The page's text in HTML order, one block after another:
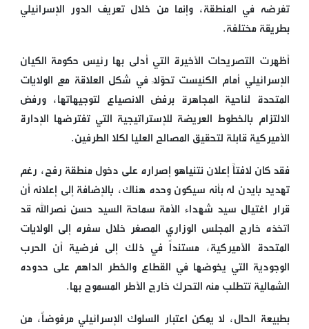
تفرضه في المنطقة، وإنما من خلال تعريف الدور الإسرائيلي
بطريقة مختلفة.
أظهرت التصريحات الأخيرة التي أدلى بها رئيس حكومة الكيان
الإسرائيلي أمام الكنيست تحوّلاً في شكل العلاقة مع الولايات
المتحدة لناحية المجاهرة برفض الانصياع لتوجيهاتها، ورفض
الالتزام بالخطوط العريضة للإستراتيجية التي تفترضها الإدارة
الأميركية قابلة لتحقيق المصالح العليا لكلا الطرفين.
فقد كان لافتاً إعلان نتنياهو إصراره على دخول منطقة رفح، رغم
تهديد بايدن له بأنه سيكون وحده هناك، بالإضافة إلى إعلانه أن
قرار اغتيال سيد شهداء الأمة سماحة السيد حسن نصرالله قد
اتخذه خارج المجلس الوزاري المصغر خلال سفره إلى الولايات
المتحدة الأميركية، مستنداً في ذلك إلى فرضية أن الحرب
الوجودية التي يخوضها في القطاع والخطر الداهم على حدوده
الشمالية تتطلب منه التحرك خارج الأطر المسموح بها.
بطبيعة الحال، لا يمكن اعتبار السلوك الإسرائيلي مرفوضاً، من